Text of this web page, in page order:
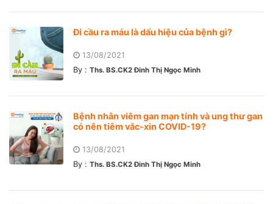
Đi cầu ra máu là dấu hiệu của bệnh gì?
13/08/2021
By : Ths. BS.CK2 Đinh Thị Ngọc Minh
Bệnh nhân viêm gan mạn tính và ung thư gan
có nên tiêm vắc-xin COVID-19?
13/08/2021
By : Ths. BS.CK2 Đinh Thị Ngọc Minh